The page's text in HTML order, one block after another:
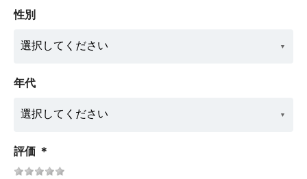
性別
年代
評価 ＊